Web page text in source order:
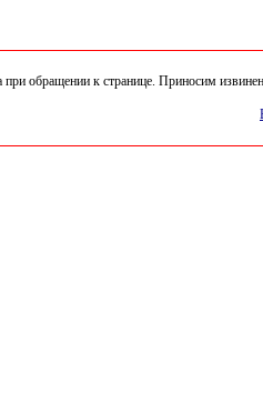
обращении к странице. Приносим